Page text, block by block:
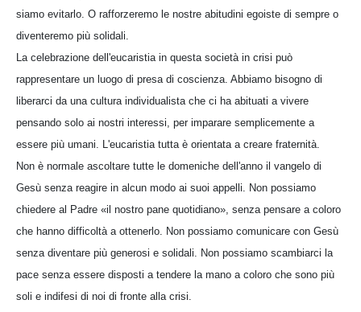
siamo evitarlo. O rafforzeremo le nostre abitudini egoiste di sempre o
diventeremo più solidali.
La celebrazione dell'eucaristia in questa società in crisi può
rappresentare un luogo di presa di coscienza. Abbiamo bisogno di
liberarci da una cultura individualista che ci ha abituati a vivere
pensando solo ai nostri interessi, per imparare semplicemente a
essere più umani. L'eucaristia tutta è orientata a creare fraternità.
Non è normale ascoltare tutte le domeniche dell'anno il vangelo di
Gesù senza reagire in alcun modo ai suoi appelli. Non possiamo
chiedere al Padre «il nostro pane quotidiano», senza pensare a coloro
che hanno difficoltà a ottenerlo. Non possiamo comunicare con Gesù
senza diventare più generosi e solidali. Non possiamo scambiarci la
pace senza essere disposti a tendere la mano a coloro che sono più
soli e indifesi di noi di fronte alla crisi.